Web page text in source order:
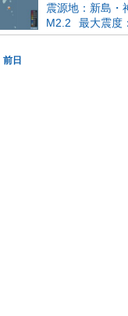
震源地：新島・
M2.2
最大震度
前日